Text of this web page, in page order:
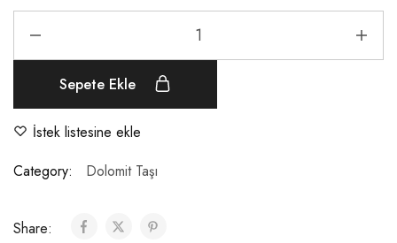
Sepete Ekle
İstek listesine ekle
Category:
Dolomit Taşı
Share: